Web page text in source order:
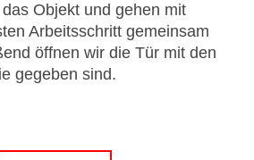
Objekt und gehen mit
Arbeitsschritt gemeinsam
öffnen wir die Tür mit den
gegeben sind.